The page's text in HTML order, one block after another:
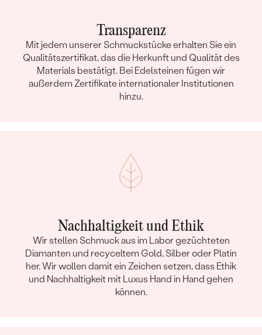
Transparenz
Mit jedem unserer Schmuckstücke erhalten Sie ein
Qualitätszertifikat, das die Herkunft und Qualität des
Materials bestätigt. Bei Edelsteinen fügen wir
außerdem Zertifikate internationaler Institutionen
hinzu.
Nachhaltigkeit und Ethik
Wir stellen Schmuck aus im Labor gezüchteten
Diamanten und recyceltem Gold, Silber oder Platin
her. Wir wollen damit ein Zeichen setzen, dass Ethik
und Nachhaltigkeit mit Luxus Hand in Hand gehen
können.